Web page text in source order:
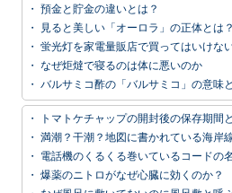
・ 預金と貯金の違いとは？
・ 見ると美しい「オーロラ」の正体とは？
・ 蛍光灯を家電量販店で買ってはいけな
・ なぜ炬燵で寝るのは体に悪いのか
・ バルサミコ酢の「バルサミコ」の意味
・
トマトケチャップの開封後の保存期間
・ 満潮？干潮？地図に書かれている海岸
・ 電話機のくるくる巻いているコードの
・ 爆薬のニトロがなぜ心臓に効くのか？